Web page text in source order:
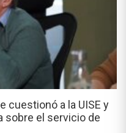
cuestionó a la UISE y
sobre el servicio de